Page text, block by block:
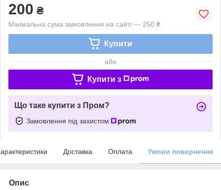
200 ₴
Мінімальна сума замовлення на сайті — 250 ₴
Купити
або
Купити з
Що таке купити з Пром?
Замовлення під захистом
Доставка Оплата Умови повернення
Опис